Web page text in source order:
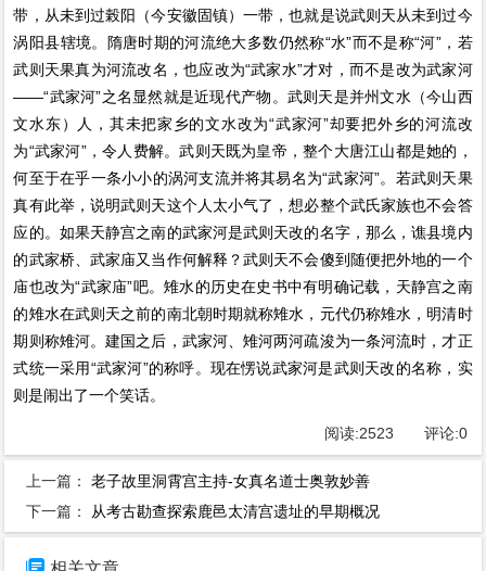
带，从未到过榖阳（今安徽固镇）一带，也就是说武则天从未到过今
涡阳县辖境。隋唐时期的河流绝大多数仍然称“水”而不是称“河”，若
武则天果真为河流改名，也应改为“武家水”才对，而不是改为武家河
——“武家河”之名显然就是近现代产物。武则天是并州文水（今山西
文水东）人，其未把家乡的文水改为“武家河”却要把外乡的河流改
为“武家河”，令人费解。武则天既为皇帝，整个大唐江山都是她的，
何至于在乎一条小小的涡河支流并将其易名为“武家河”。若武则天果
真有此举，说明武则天这个人太小气了，想必整个武氏家族也不会答
应的。如果天静宫之南的武家河是武则天改的名字，那么，谯县境内
的武家桥、武家庙又当作何解释？武则天不会傻到随便把外地的一个
庙也改为“武家庙”吧。雉水的历史在史书中有明确记载，天静宫之南
的雉水在武则天之前的南北朝时期就称雉水，元代仍称雉水，明清时
期则称雉河。建国之后，武家河、雉河两河疏浚为一条河流时，才正
式统一采用“武家河”的称呼。现在愣说武家河是武则天改的名称，实
则是闹出了一个笑话。
阅读:2523 评论:0
上一篇：老子故里洞霄宫主持-女真名道士奥敦妙善
下一篇： 从考古勘查探索鹿邑太清宫遗址的早期概况
